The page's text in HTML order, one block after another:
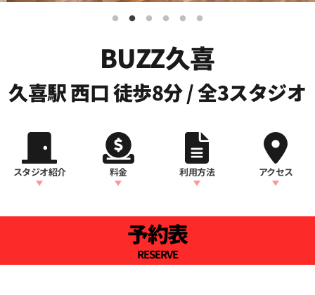
BUZZ久喜
久喜駅 西口 徒歩8分 / 全3スタジオ
スタジオ紹介 料金 利用方法 アクセス
予約表
RESERVE